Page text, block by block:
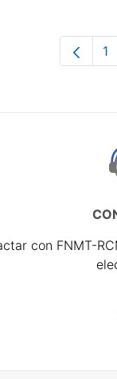
1
con FNMT-